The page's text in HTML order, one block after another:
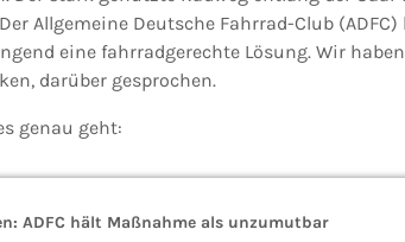
Allgemeine Deutsche Fahrrad-Club
eine fahrradgerechte Lösung. Wir
darüber gesprochen.
genau geht:
ADFC hält Maßnahme als unzumutbar